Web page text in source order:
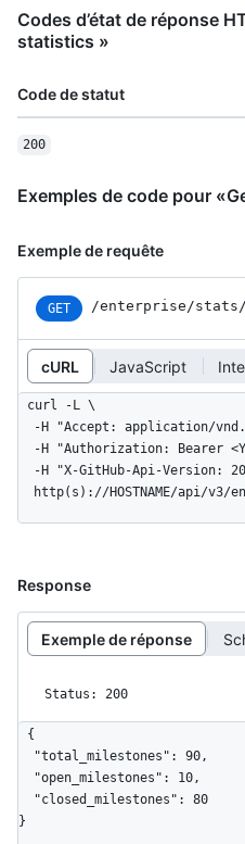
Codes d’état de réponse
statistics »
Code de statut
200
Exemples de code pour
Exemple de requête
GET /enterprise/stats
cURL JavaScript
curl -L \
http(s)://HOSTNAME/api/v3/
Response
Exemple de réponse
Status: 200
{
}